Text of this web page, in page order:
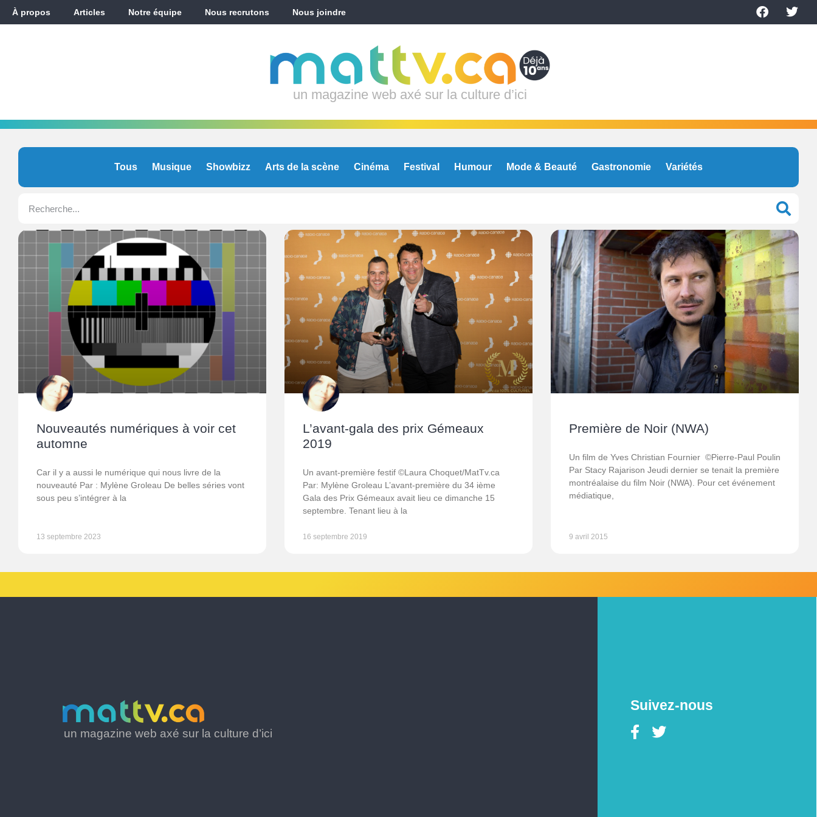
À propos Articles Notre équipe Nous recrutons Nous joindre
un magazine web axé sur la culture d’ici
Tous Musique Showbizz Arts de la scène Cinéma Festival Humour Mode & Beauté Gastronomie Variétés
Nouveautés numériques à voir cet
automne
Car il y a aussi le numérique qui nous livre de la
nouveauté Par : Mylène Groleau De belles séries vont
sous peu s’intégrer à la
13 septembre 2023
L’avant-gala des prix Gémeaux
2019
Un avant-première festif ©Laura Choquet/MatTv.ca
Par: Mylène Groleau L’avant-première du 34 ième
Gala des Prix Gémeaux avait lieu ce dimanche 15
septembre. Tenant lieu à la
16 septembre 2019
Première de Noir (NWA)
Un film de Yves Christian Fournier ©Pierre-Paul Poulin
Par Stacy Rajarison Jeudi dernier se tenait la première
montréalaise du film Noir (NWA). Pour cet événement
médiatique,
9 avril 2015
un magazine web axé sur la culture d’ici
Suivez-nous